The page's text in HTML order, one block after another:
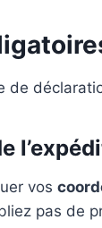
de
vos
pas de